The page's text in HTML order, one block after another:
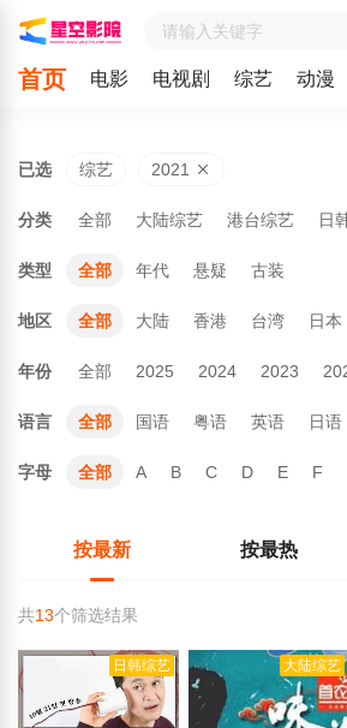
首页 电影 电视剧 综艺 动漫
已选 综艺 2021
分类 全部 大陆综艺 港台综艺 日
类型 全部 年代 悬疑 古装
地区 全部 大陆 香港 台湾 日本
年份 全部 2025 2024 2023
语言 全部 国语 粤语 英语 日语
字母 全部 A B C D E F
按最新 按最热
共13个筛选结果
日韩综艺 大陆综艺